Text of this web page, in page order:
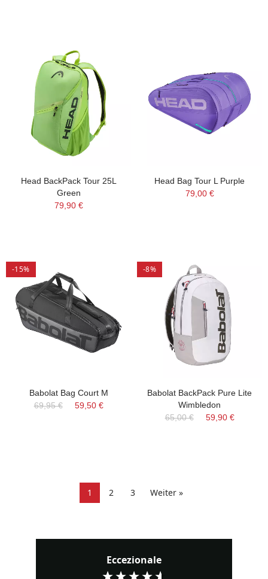
Head BackPack Tour 25L
Green
79,90 €
Head Bag Tour L Purple
79,00 €
-15%
Babolat Bag Court M
69,95 €
59,50 €
-8%
Babolat BackPack Pure Lite
Wimbledon
65,00 €
59,90 €
1 2 3 Weiter »
Eccezionale